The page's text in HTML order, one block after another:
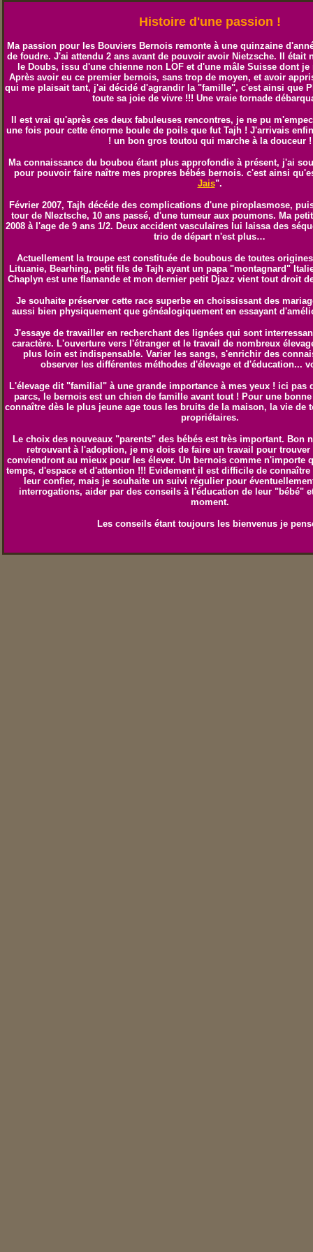
Histoire d'une passion !
Ma passion pour les Bouviers Bernois remonte à une quinzaine
de foudre. J'ai attendu 2 ans avant de pouvoir avoir Nietzsche. Il était
le Doubs, issu d'une chienne non LOF et d'une mâle Suisse dont
Après avoir eu ce premier bernois, sans trop de moyen, et avoir
qui me plaisait tant, j'ai décidé d'agrandir la "famille", c'est ainsi que
toute sa joie de vivre !!! Une vraie tornade
Il est vrai qu'après ces deux fabuleuses rencontres, je ne pu
une fois pour cette énorme boule de poils que fut Tajh ! J'arrivais
! un bon gros toutou qui marche à la douceur !
Ma connaissance du boubou étant plus approfondie à présent, j'ai
pour pouvoir faire naître mes propres bébés bernois. c'est ainsi
Jais".
Février 2007, Tajh décéde des complications d'une piroplasmose,
tour de NIeztsche, 10 ans passé, d'une tumeur aux poumons. Ma
2008 à l'age de 9 ans 1/2. Deux accident vasculaires lui laissa des
trio de départ n'est plus…
Actuellement la troupe est constituée de boubous de toutes
Lituanie, Bearhing, petit fils de Tajh ayant un papa "montagnard"
Chaplyn est une flamande et mon dernier petit Djazz vient tout droit
Je souhaite préserver cette race superbe en choississant des
aussi bien physiquement que généalogiquement en essayant
J'essaye de travailler en recherchant des lignées qui sont
caractère. L'ouverture vers l'étranger et le travail de nombreux
plus loin est indispensable. Varier les sangs, s'enrichir des
observer les différentes méthodes d'élevage et d'éducation...
L'élevage dit "familial" à une grande importance à mes yeux ! ici pas
parcs, le bernois est un chien de famille avant tout ! Pour une
connaître dès le plus jeune age tous les bruits de la maison, la vie de
propriétaires.
Le choix des nouveaux "parents" des bébés est très important. Bon
retrouvant à l'adoption, je me dois de faire un travail pour trouver
conviendront au mieux pour les élever. Un bernois comme n'importe
temps, d'espace et d'attention !!! Evidement il est difficile de connaître
leur confier, mais je souhaite un suivi régulier pour
interrogations, aider par des conseils à l'éducation de leur "bébé"
moment.
Les conseils étant toujours les bienvenus je